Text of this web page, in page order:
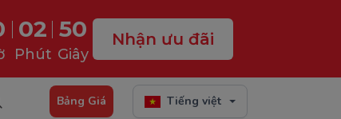
02
Phút
49
Giây
Nhận ưu đãi
Bảng Giá Tiếng việt